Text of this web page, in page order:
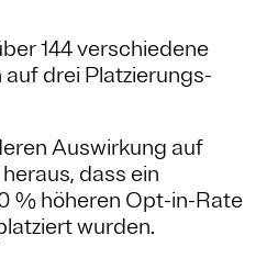
144 verschiedene
drei Platzierungs-
Auswirkung auf
dass ein
% höheren Opt-in-Rate
wurden.